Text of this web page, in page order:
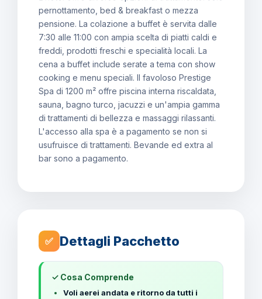
pernottamento, bed & breakfast o mezza
pensione. La colazione a buffet è servita dalle
7:30 alle 11:00 con ampia scelta di piatti caldi e
freddi, prodotti freschi e specialità locali. La
cena a buffet include serate a tema con show
cooking e menu speciali. Il favoloso Prestige
Spa di 1200 m² offre piscina interna riscaldata,
sauna, bagno turco, jacuzzi e un'ampia gamma
di trattamenti di bellezza e massaggi rilassanti.
L'accesso alla spa è a pagamento se non si
usufruisce di trattamenti. Bevande ed extra al
bar sono a pagamento.
✅ Dettagli Pacchetto
✓ Cosa Comprende
Voli aerei andata e ritorno da tutti i